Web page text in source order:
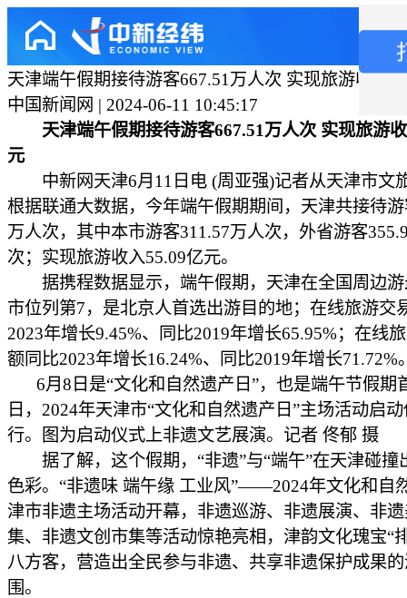
天津端午假期接待游客667.51万人次 实现旅游收入
中国新闻网 | 2024-06-11 10:45:17
天津端午假期接待游客667.51万人次 实现旅游
元
中新网天津6月11日电 (周亚强)记者从天津市文
根据联通大数据，今年端午假期期间，天津共接待游
万人次，其中本市游客311.57万人次，外省游客
次；实现旅游收入55.09亿元。
据携程数据显示，端午假期，天津在全国周边游
市位列第7，是北京人首选出游目的地；在线旅游交
2023年增长9.45%、同比2019年增长65.95%；在线
额同比2023年增长16.24%、同比2019年增长71.72%
6月8日是“文化和自然遗产日”，也是端午节假期
日，2024年天津市“文化和自然遗产日”主场活动启
行。图为启动仪式上非遗文艺展演。记者 佟郁 摄
据了解，这个假期，“非遗”与“端午”在天津碰撞
色彩。“非遗味 端午缘 工业风”——2024年文化和自
津市非遗主场活动开幕，非遗巡游、非遗展演、非
集、非遗文创市集等活动惊艳亮相，津韵文化瑰宝“
八方客，营造出全民参与非遗、共享非遗保护成果
围。